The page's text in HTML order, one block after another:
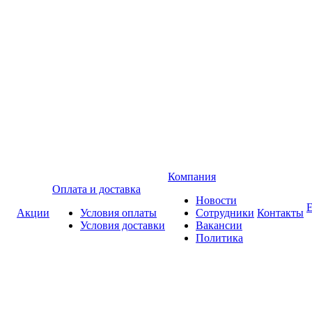
Акции
Оплата и доставка
Условия оплаты
Условия доставки
Компания
Новости
Сотрудники
Вакансии
Политика
Контакты